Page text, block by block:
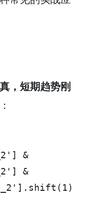
，短期趋势刚
&
&